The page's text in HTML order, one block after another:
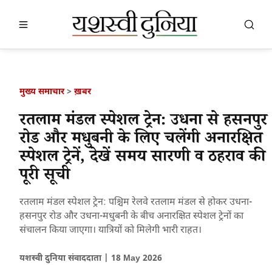
मुख्य समाचार> ख़बर
रतलाम मंडल स्पेशल ट्रेन: उधना से हसनपुर
रोड और मधुबनी के लिए चलेंगी अनारक्षित
स्पेशल ट्रेनें, देखें समय सारणी व ठहराव की
पूरी सूची
रतलाम मंडल स्पेशल ट्रेन: पश्चिम रेलवे रतलाम मंडल से होकर उधना-
हसनपुर रोड और उधना-मधुबनी के बीच अनारक्षित स्पेशल ट्रेनों का
संचालन किया जाएगा। यात्रियों को मिलेगी भारी राहत।
यशस्वी दुनिया संवाददाता | 18 May 2026